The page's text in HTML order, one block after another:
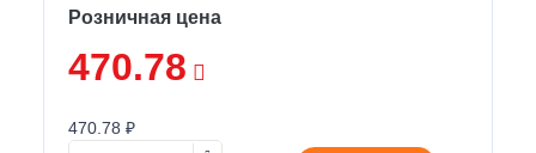
Розничная цена
470.78
470.78 ₽